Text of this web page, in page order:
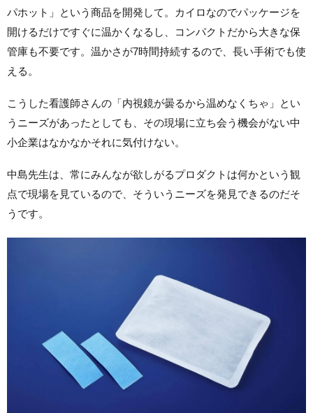
パホット」という商品を開発して。カイロなのでパッケージを
開けるだけですぐに温かくなるし、コンパクトだから大きな保
管庫も不要です。温かさが7時間持続するので、長い手術でも使
える。
こうした看護師さんの「内視鏡が曇るから温めなくちゃ」とい
うニーズがあったとしても、その現場に立ち会う機会がない中
小企業はなかなかそれに気付けない。
中島先生は、常にみんなが欲しがるプロダクトは何かという観
点で現場を見ているので、そういうニーズを発見できるのだそ
うです。